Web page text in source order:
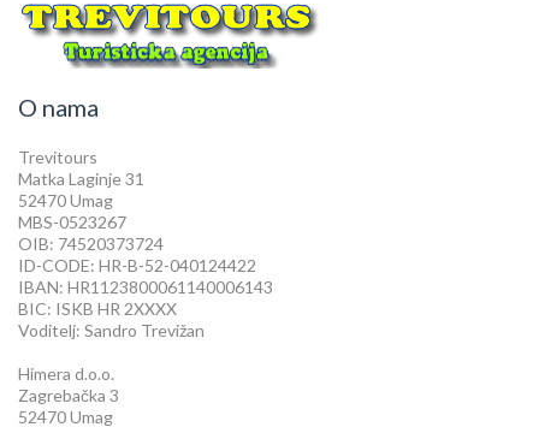
O nama
Trevitours
Matka Laginje 31
52470 Umag
MBS-0523267
OIB: 74520373724
ID-CODE: HR-B-52-040124422
IBAN: HR1123800061140006143
BIC: ISKB HR 2XXXX
Voditelj: Sandro Trevižan
Himera d.o.o.
Zagrebačka 3
52470 Umag